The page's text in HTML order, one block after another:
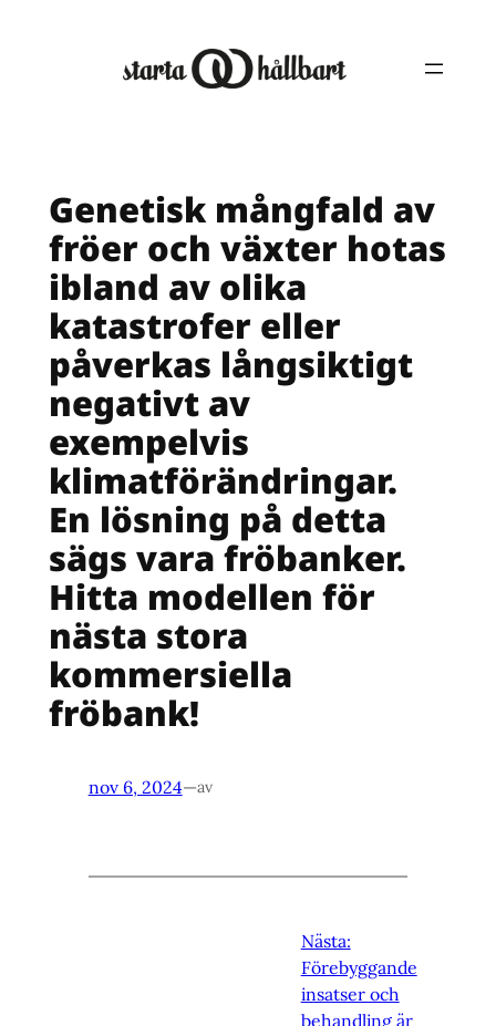
Genetisk mångfald av
fröer och växter hotas
ibland av olika
katastrofer eller
påverkas långsiktigt
negativt av
exempelvis
klimatförändringar.
En lösning på detta
sägs vara fröbanker.
Hitta modellen för
nästa stora
kommersiella
fröbank!
nov 6, 2024—av
Nästa:
Förebyggande
insatser och
behandling är